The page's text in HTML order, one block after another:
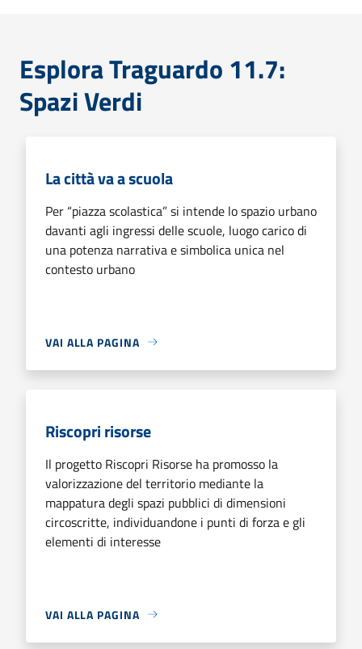
Esplora Traguardo 11.7:
Spazi Verdi
La città va a scuola
Per “piazza scolastica” si intende lo spazio urbano
davanti agli ingressi delle scuole, luogo carico di
una potenza narrativa e simbolica unica nel
contesto urbano
VAI ALLA PAGINA
Riscopri risorse
Il progetto Riscopri Risorse ha promosso la
valorizzazione del territorio mediante la
mappatura degli spazi pubblici di dimensioni
circoscritte, individuandone i punti di forza e gli
elementi di interesse
VAI ALLA PAGINA